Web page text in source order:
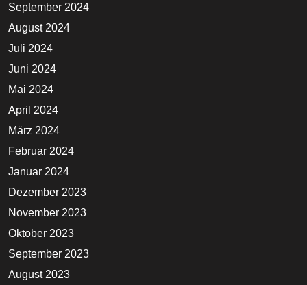
September 2024
August 2024
Juli 2024
Juni 2024
Mai 2024
April 2024
März 2024
Februar 2024
Januar 2024
Dezember 2023
November 2023
Oktober 2023
September 2023
August 2023